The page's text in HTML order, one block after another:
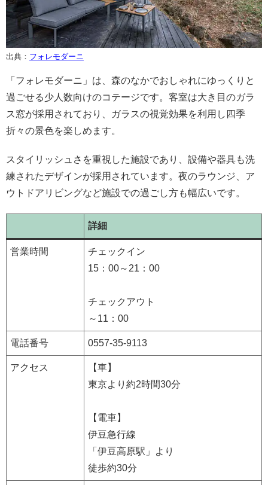
出典： フォレモダーニ
「フォレモダーニ」は、森のなかでおしゃれにゆっくりと
過ごせる少人数向けのコテージです。客室は大き目のガラ
ス窓が採用されており、ガラスの視覚効果を利用し四季
折々の景色を楽しめます。
スタイリッシュさを重視した施設であり、設備や器具も洗
練されたデザインが採用されています。夜のラウンジ、ア
ウトドアリビングなど施設での過ごし方も幅広いです。
詳細
営業時間
チェックイン
15：00～21：00
チェックアウト
～11：00
電話番号 0557-35-9113
アクセス
【車】
東京より約2時間30分
【電車】
伊豆急行線
「伊豆高原駅」より
徒歩約30分